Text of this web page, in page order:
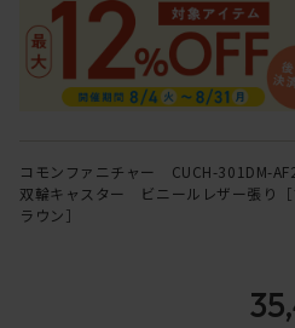
コモンファニチャー CUCH-301DM-
双輪キャスター ビニールレザー張り
ラウン］